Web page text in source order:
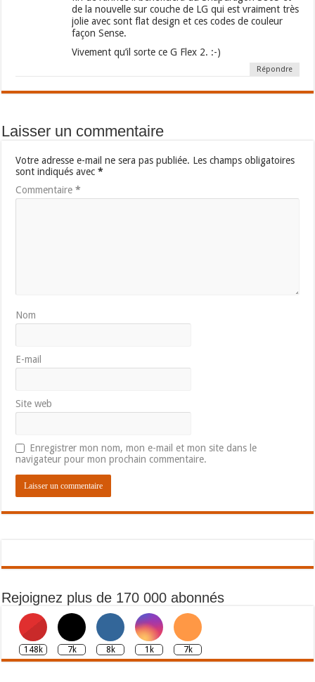
de la nouvelle sur couche de LG qui est vraiment très
jolie avec sont flat design et ces codes de couleur
façon Sense.
Vivement qu’il sorte ce G Flex 2. :-)
Répondre
Laisser un commentaire
Votre adresse e-mail ne sera pas publiée. Les champs obligatoires
sont indiqués avec*
Commentaire*
Nom
E-mail
Site web
Enregistrer mon nom, mon e-mail et mon site dans le
navigateur pour mon prochain commentaire.
Rejoignez plus de 170 000 abonnés
148k 7k 8k 1k 7k